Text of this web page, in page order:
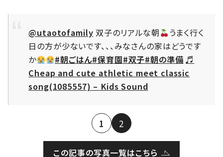
@utaotofamily 双子のリアルな朝
うまく行く
日の方が少ないです、、、みなさんの家はどうです
か
#朝ごはん#保育園#双子#朝の準備 ♬
Cheap and cute athletic meet classic
song(1085557) – Kids Sound
1 2
この記事の写真一覧はこちら